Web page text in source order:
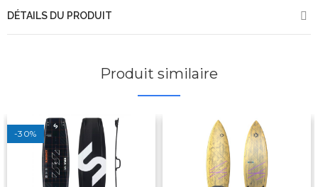
DÉTAILS DU PRODUIT
Produit similaire
-30%